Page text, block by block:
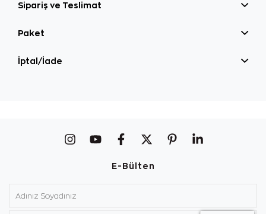
Sipariş ve Teslimat
Paket
İptal/İade
E-Bülten